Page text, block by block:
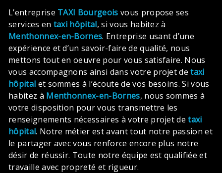
L’entreprise TAXI Bourgeois vous propose ses
services en taxi hôpital, si vous habitez à
Menthonnex-en-Bornes. Entreprise usant d’une
expérience et d’un savoir-faire de qualité, nous
mettons tout en oeuvre pour vous satisfaire. Nous
vous accompagnons ainsi dans votre projet detaxi
hôpital et sommes à l’écoute de vos besoins. Si vous
habitez à Menthonnex-en-Bornes, nous sommes à
votre disposition pour vous transmettre les
renseignements nécessaires à votre projet detaxi
hôpital. Notre métier est avant tout notre passion et
le partager avec vous renforce encore plus notre
désir de réussir. Toute notre équipe est qualifiée et
travaille avec propreté et rigueur.